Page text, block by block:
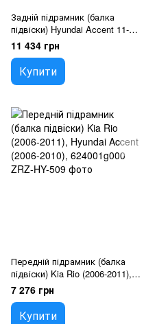
Задній підрамник (балка
підвіски) Hyundai Accent 11-
HAMULCE TARCZOWE, 55100-
1R100
11 434 грн
Купити
Передній підрамник (балка
підвіски) Kia Rio (2006-2011),
Hyundai Accent (2006-2010),
624001g000
7 276 грн
Купити